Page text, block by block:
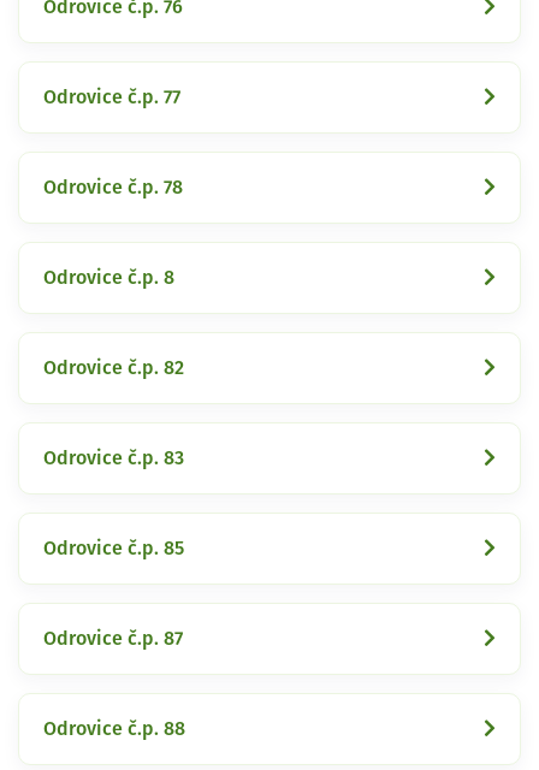
Odrovice č.p. 76
Odrovice č.p. 77
Odrovice č.p. 78
Odrovice č.p. 8
Odrovice č.p. 82
Odrovice č.p. 83
Odrovice č.p. 85
Odrovice č.p. 87
Odrovice č.p. 88